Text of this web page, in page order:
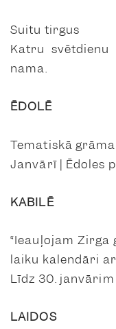
Suitu tirgus
Katru svētdienu
nama.
ĒDOLĒ
Tematiskā
Janvārī | Ēdoles
KABILĒ
“Ieauļojam Zirga
laiku kalendāri
Līdz 30.
LAIDOS